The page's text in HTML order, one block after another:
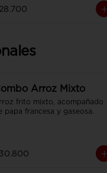
Arroz Mixto
frito mixto, acompañado
papa francesa y gaseosa.